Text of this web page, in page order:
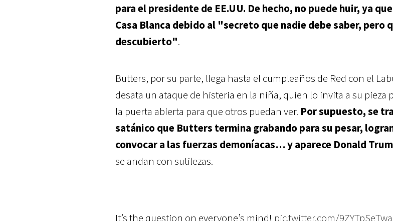
para el presidente de EE.UU. De hecho, no puede huir, ya
Casa Blanca debido al "secreto que nadie debe saber, pero
descubierto".
Butters, por su parte, llega hasta el cumpleaños de Red con el
desata un ataque de histeria en la niña, quien lo invita a su pieza
la puerta abierta para que otros puedan ver. Por supuesto, se
satánico que Butters termina grabando para su pesar,
convocar a las fuerzas demoníacas… y aparece Donald
se andan con sutilezas.
It’s the question on everyone’s mind! pic.twitter.com/9ZYTpSeTwa